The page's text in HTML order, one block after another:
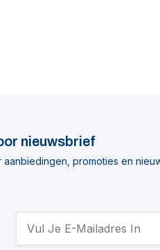
nieuwsbrief
promoties en